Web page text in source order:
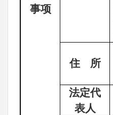
事项
住 所
法定代
表人